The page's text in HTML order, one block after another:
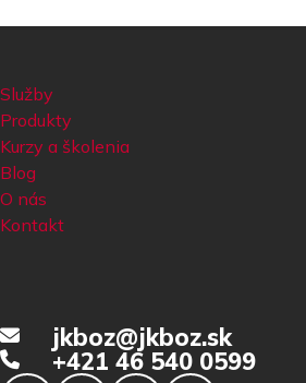
Služby
Produkty
Kurzy a školenia
Blog
O nás
Kontakt
jkboz@jkboz.sk
+421 46 540 0599